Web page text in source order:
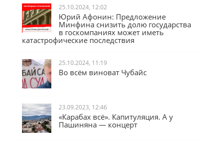
25.10.2024, 12:02
Юрий Афонин: Предложение
Минфина снизить долю государства
в госкомпаниях может иметь
катастрофические последствия
25.10.2024, 11:19
Во всём виноват Чубайс
23.09.2023, 12:46
«Карабах всё». Капитуляция. А у
Пашиняна — концерт